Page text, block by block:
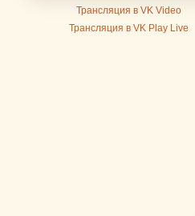
Трансляция в VK Video
Трансляция в VK Play Live